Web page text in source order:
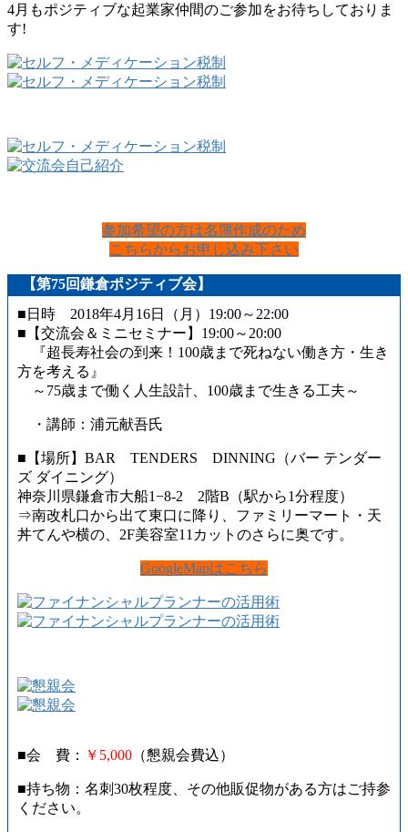
4月もポジティブな起業家仲間のご参加をお待ちしておりま
す!
参加希望の方は名簿作成のため
こちらからお申し込み下さい
【第75回鎌倉ポジティブ会】
■日時 2018年4月16日（月）19:00～22:00
■【交流会＆ミニセミナー】19:00～20:00
『超長寿社会の到来！100歳まで死ねない働き方・生き
方を考える』
～75歳まで働く人生設計、100歳まで生きる工夫～
・講師：浦元献吾氏
■【場所】BAR TENDERS DINNING（バー テンダー
ズ ダイニング）
神奈川県鎌倉市大船1−8-2 2階B（駅から1分程度）
⇒南改札口から出て東口に降り、ファミリーマート・天
丼てんや横の、2F美容室11カットのさらに奥です。
GoogleMapはこちら
■会 費： ￥5,000 （懇親会費込）
■持ち物：名刺30枚程度、その他販促物がある方はご持参
ください。